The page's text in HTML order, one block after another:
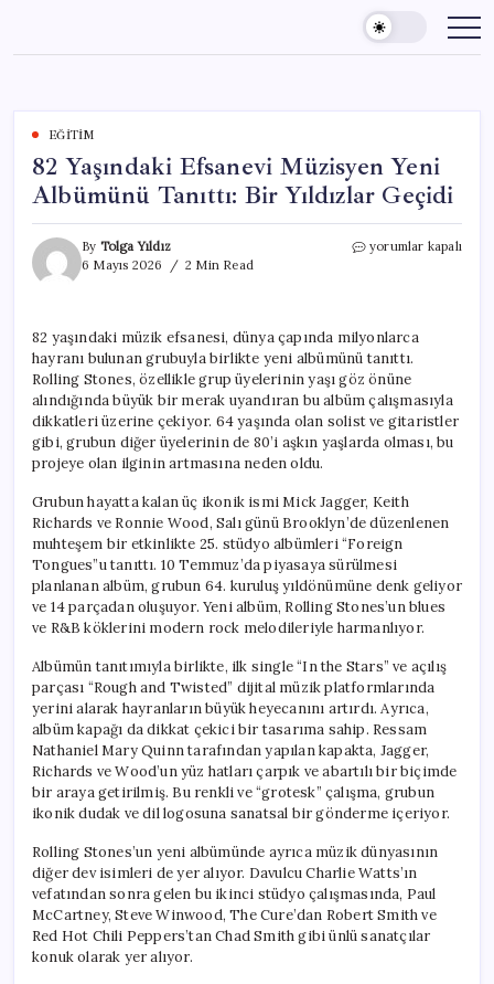
content
EĞITIM
82 Yaşındaki Efsanevi Müzisyen Yeni
Albümünü Tanıttı: Bir Yıldızlar Geçidi
By Tolga Yıldız
6 Mayıs 2026
2 Min Read
82
Albümünü
Tanıttı:
Bir
Yıldızlar
Geçidi
için
yorumlar kapalı
82 yaşındaki müzik efsanesi, dünya çapında milyonlarca
hayranı bulunan grubuyla birlikte yeni albümünü tanıttı.
Rolling Stones, özellikle grup üyelerinin yaşı göz önüne
alındığında büyük bir merak uyandıran bu albüm çalışmasıyla
dikkatleri üzerine çekiyor. 64 yaşında olan solist ve gitaristler
gibi, grubun diğer üyelerinin de 80’i aşkın yaşlarda olması, bu
projeye olan ilginin artmasına neden oldu.
Grubun hayatta kalan üç ikonik ismi Mick Jagger, Keith
Richards ve Ronnie Wood, Salı günü Brooklyn’de düzenlenen
muhteşem bir etkinlikte 25. stüdyo albümleri “Foreign
Tongues”u tanıttı. 10 Temmuz’da piyasaya sürülmesi
planlanan albüm, grubun 64. kuruluş yıldönümüne denk geliyor
ve 14 parçadan oluşuyor. Yeni albüm, Rolling Stones’un blues
ve R&B köklerini modern rock melodileriyle harmanlıyor.
Albümün tanıtımıyla birlikte, ilk single “In the Stars” ve açılış
parçası “Rough and Twisted” dijital müzik platformlarında
yerini alarak hayranların büyük heyecanını artırdı. Ayrıca,
albüm kapağı da dikkat çekici bir tasarıma sahip. Ressam
Nathaniel Mary Quinn tarafından yapılan kapakta, Jagger,
Richards ve Wood’un yüz hatları çarpık ve abartılı bir biçimde
bir araya getirilmiş. Bu renkli ve “grotesk” çalışma, grubun
ikonik dudak ve dil logosuna sanatsal bir gönderme içeriyor.
Rolling Stones’un yeni albümünde ayrıca müzik dünyasının
diğer dev isimleri de yer alıyor. Davulcu Charlie Watts’ın
vefatından sonra gelen bu ikinci stüdyo çalışmasında, Paul
McCartney, Steve Winwood, The Cure’dan Robert Smith ve
Red Hot Chili Peppers’tan Chad Smith gibi ünlü sanatçılar
konuk olarak yer alıyor.